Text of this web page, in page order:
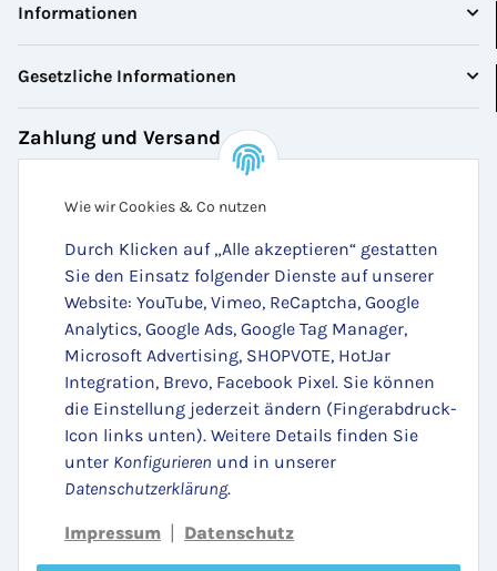
Wie wir Cookies & Co nutzen
Durch Klicken auf „Alle akzeptieren“ gestatten
Sie den Einsatz folgender Dienste auf unserer
Website: YouTube, Vimeo, ReCaptcha, Google
Analytics, Google Ads, Google Tag Manager,
Microsoft Advertising, SHOPVOTE, HotJar
Integration, Brevo, Facebook Pixel. Sie können
die Einstellung jederzeit ändern (Fingerabdruck-
Icon links unten). Weitere Details finden Sie
unter Konfigurieren und in unserer
Datenschutzerklärung.
Impressum Datenschutz
Informationen
Gesetzliche Informationen
Zahlung und Versand
Zugestellt durch: